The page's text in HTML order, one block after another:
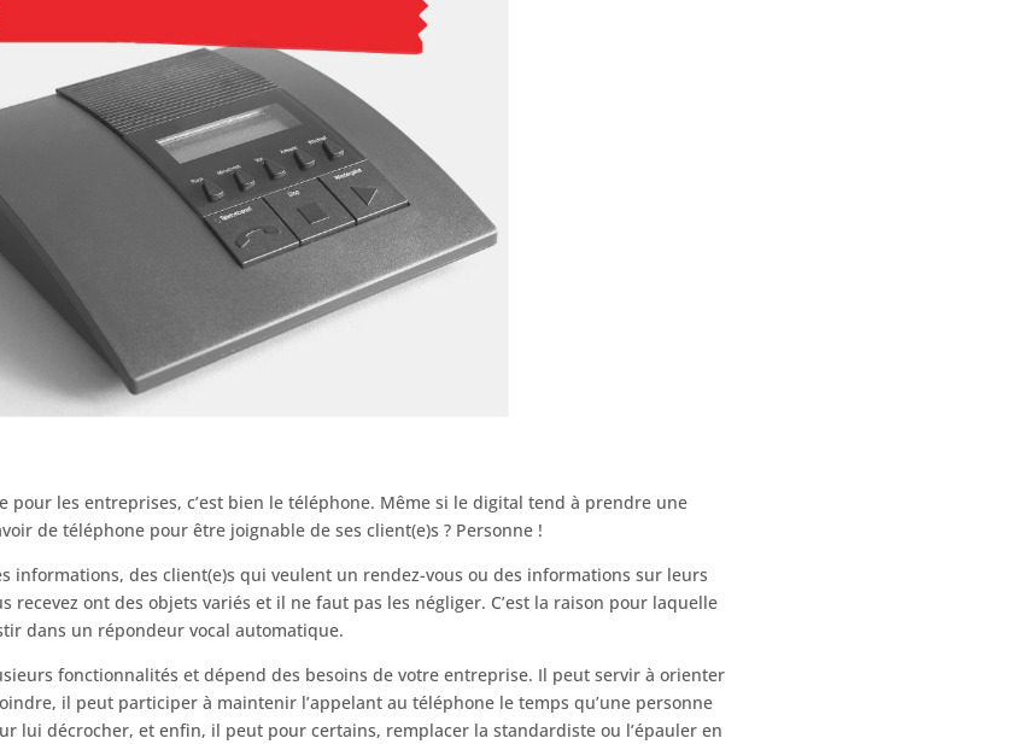
pour les entreprises, c’est bien le téléphone. Même si le digital tend à prendre une
de téléphone pour être joignable de ses client(e)s ? Personne !
informations, des client(e)s qui veulent un rendez-vous ou des informations sur leurs
recevez ont des objets variés et il ne faut pas les négliger. C’est la raison pour laquelle
dans un répondeur vocal automatique.
fonctionnalités et dépend des besoins de votre entreprise. Il peut servir à orienter
il peut participer à maintenir l’appelant au téléphone le temps qu’une personne
lui décrocher, et enfin, il peut pour certains, remplacer la standardiste ou l’épauler en